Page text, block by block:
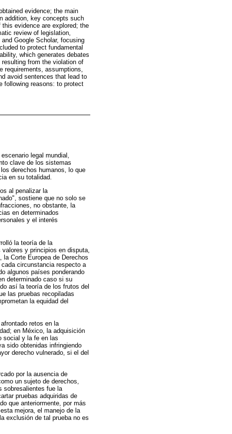
evidence; the main
addition, key concepts such
evidence are explored; the
review of legislation,
Google Scholar, focusing
to protect fundamental
which generates debates
from the violation of
requirements, assumptions,
avoid sentences that lead to
following reasons: to protect
legal mundial,
clave de los sistemas
derechos humanos, lo que
en su totalidad.
al penalizar la
sostiene que no solo se
no obstante, la
en determinados
y el interés
la teoría de la
y principios en disputa,
Corte Europea de Derechos
circunstancia respecto a
algunos países ponderando
determinado caso si su
así la teoría de los frutos del
las pruebas recopiladas
la equidad del
retos en la
en México, la adquisición
social y la fe en las
sido obtenidas infringiendo
derecho vulnerado, si el del
por la ausencia de
un sujeto de derechos,
sobresalientes fue la
pruebas adquiridas de
que anteriormente, por más
mejora, el manejo de la
exclusión de tal prueba no es